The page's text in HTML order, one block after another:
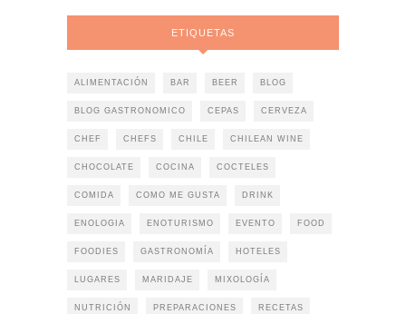
ETIQUETAS
ALIMENTACIÓN BAR BEER BLOG
BLOG GASTRONOMICO CEPAS CERVEZA
CHEF CHEFS CHILE CHILEAN WINE
CHOCOLATE COCINA COCTELES
COMIDA COMO ME GUSTA DRINK
ENOLOGIA ENOTURISMO EVENTO FOOD
FOODIES GASTRONOMÍA HOTELES
LUGARES MARIDAJE MIXOLOGÍA
NUTRICIÓN PREPARACIONES RECETAS